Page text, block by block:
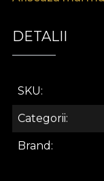
DETALII
SKU
Categorii
Brand